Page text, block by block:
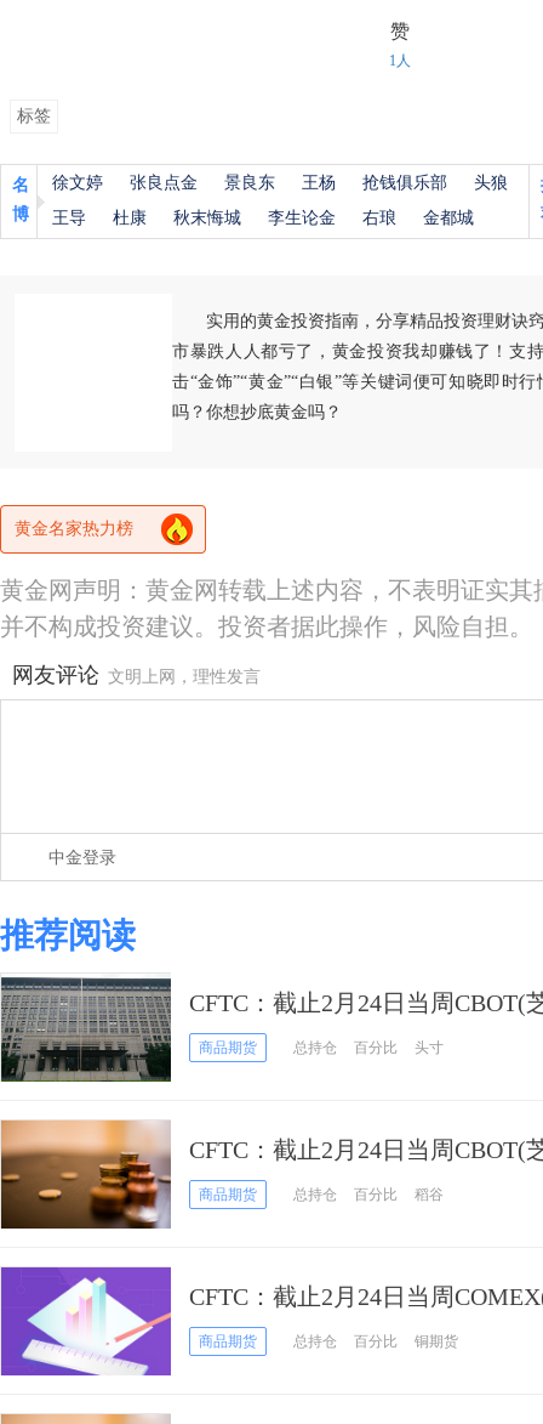
赞
1人
标签
名
博
徐文婷 张良点金 景良东 王杨 抢钱俱乐部
头狼
王导
杜康 秋末悔城 李生论金 右琅 金都城
实用的黄金投资指南，分享精品投资理财诀
市暴跌人人都亏了，黄金投资我却赚钱了！支
击“金饰”“黄金”“白银”等关键词便可知晓即时
吗？你想抄底黄金吗？
黄金名家热力榜
黄金网声明：黄金网转载上述内容，不表明证实
并不构成投资建议。投资者据此操作，风险自担。
网友评论 文明上网，理性发言
中金登录
推荐阅读
CFTC：截止2月24日当周CBOT(
冬小麦期货和期权持仓报告
商品期货 总持仓 百分比 头寸
CFTC：截止2月24日当周CBOT(
期货和期权持仓报告
商品期货 总持仓 百分比 稻谷
CFTC：截止2月24日当周
铜期货和期权持仓报告
商品期货 总持仓 百分比 铜期货